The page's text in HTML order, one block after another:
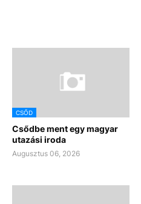
CSŐD
Csődbe ment egy magyar
utazási iroda
Augusztus 06, 2026